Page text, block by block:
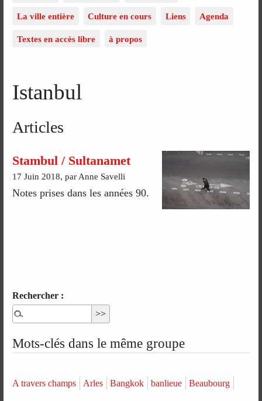
La ville entière Culture en cours Liens Agenda
Textes en accès libre à propos
Istanbul
Articles
Stambul / Sultanamet
17 Juin 2018, par Anne Savelli
Notes prises dans les années 90.
Rechercher :
Mots-clés dans le même groupe
A travers champs Arles Bangkok banlieue Beaubourg